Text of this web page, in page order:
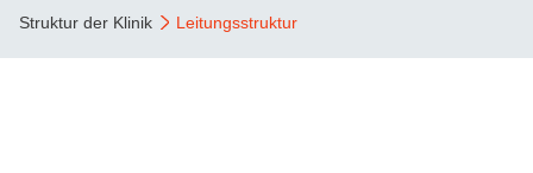
Struktur der Klinik
Leitungsstruktur